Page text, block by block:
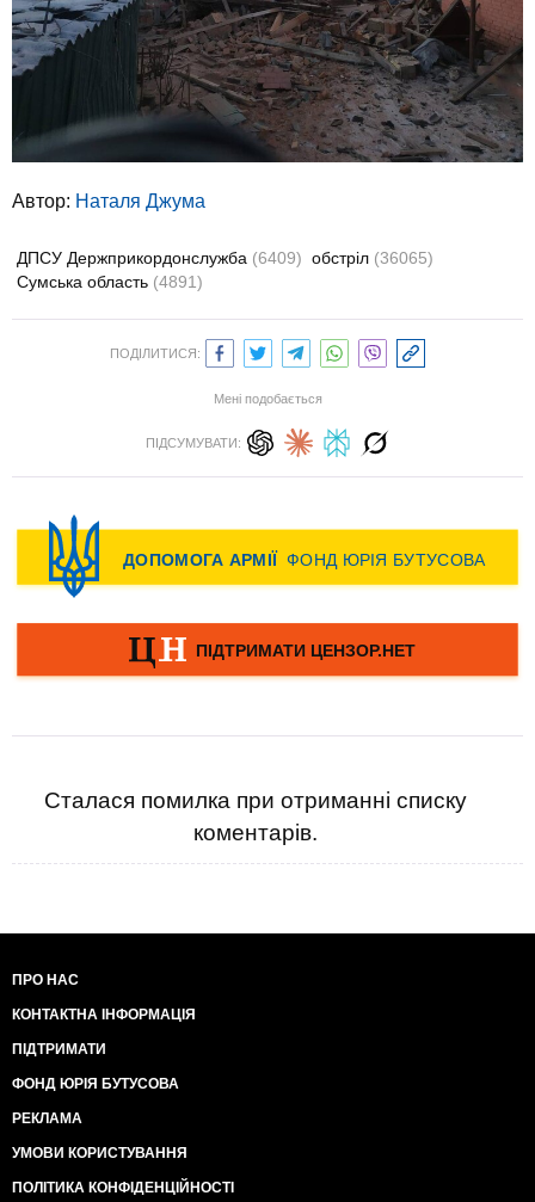
Автор: Наталя Джума
ДПСУ Держприкордонслужба (6409) обстріл (36065)
Сумська область (4891)
ПОДІЛИТИСЯ:
Мені подобається
ПІДСУМУВАТИ:
Сталася помилка при отриманні списку
коментарів.
ПРО НАС
КОНТАКТНА ІНФОРМАЦІЯ
ПІДТРИМАТИ
ФОНД ЮРІЯ БУТУСОВА
РЕКЛАМА
УМОВИ КОРИСТУВАННЯ
ПОЛІТИКА КОНФІДЕНЦІЙНОСТІ